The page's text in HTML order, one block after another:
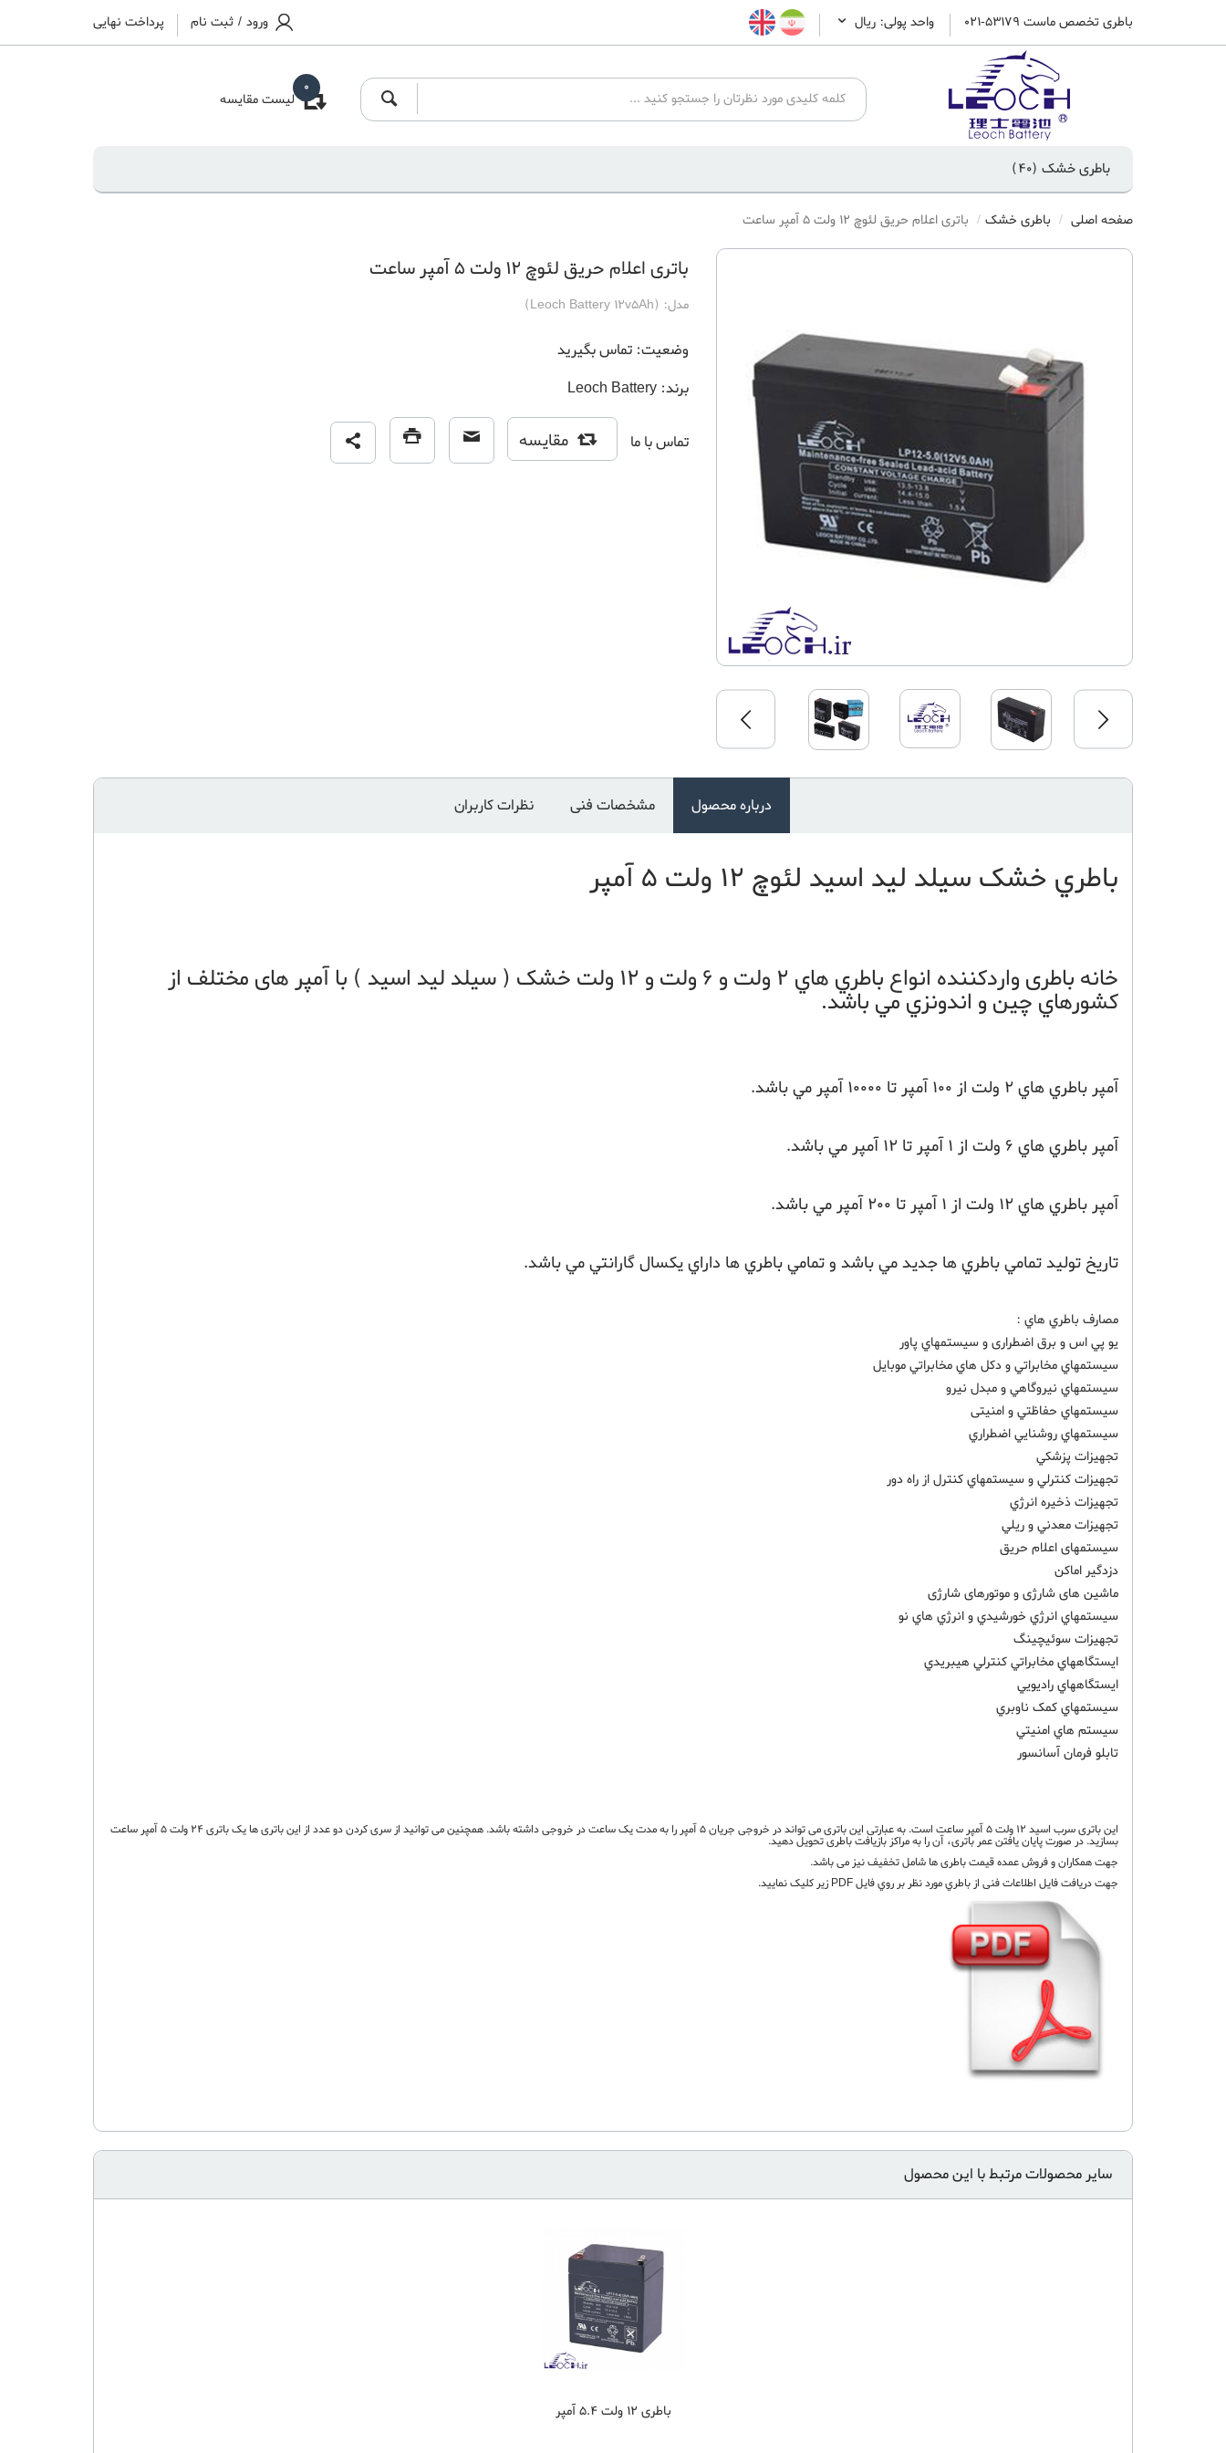
باطری تخصص ماست 53179-021 واحد پولی: ريال پرداخت نهایی ثبت نام / ورود
لیست مقایسه
0
باطری خشک (40)
صفحه اصلی باطری خشک باتری اعلام حریق لئوچ 12 ولت 5 آمپر ساعت
باتری اعلام حریق لئوچ 12 ولت 5 آمپر ساعت
مدل: (Leoch Battery 12v5Ah)
وضعیت:تماس بگیرید
برند:Leoch Battery
تماس با ما مقایسه
درباره محصول مشخصات فنی نظرات کاربران
باطري خشک سيلد ليد اسيد لئوچ 12 ولت 5 آمپر
خانه باطری واردکننده انواع باطري هاي 2 ولت و 6 ولت و 12 ولت خشک ( سيلد ليد اسيد ) با آمپر های مختلف از
کشورهاي چين و اندونزي مي باشد.
آمپر باطري هاي 2 ولت از 100 آمپر تا 10000 آمپر مي باشد.
آمپر باطري هاي 6 ولت از 1 آمپر تا 12 آمپر مي باشد.
آمپر باطري هاي 12 ولت از 1 آمپر تا 200 آمپر مي باشد.
تاريخ توليد تمامي باطري ها جديد مي باشد و تمامي باطري ها داراي يکسال گارانتي مي باشد.
مصارف باطري هاي :
يو پي اس و برق اضطراری و سيستمهاي پاور
سيستمهاي مخابراتي و دکل هاي مخابراتي موبايل
سيستمهاي نيروگاهي و مبدل نيرو
سيستمهاي حفاظتي و امنیتی
سيستمهاي روشنايي اضطراري
تجهيزات پزشکي
تجهيزات کنترلي و سيستمهاي کنترل از راه دور
تجهيزات ذخيره انرژي
تجهيزات معدني و ريلي
سیستمهای اعلام حریق
دزدگیر اماکن
ماشین های شارژی و موتورهای شارژی
سيستمهاي انرژي خورشيدي و انرژي هاي نو
تجهيزات سوئيچينگ
ايستگاههاي مخابراتي کنترلي هيبريدي
ايستگاههاي راديويي
سيستمهاي کمک ناوبري
سيستم هاي امنيتي
تابلو فرمان آسانسور
این باتری سرب اسید 12 ولت 5 آمپر ساعت است. به عبارتی این باتری می تواند در خروجی جریان 5 آمپر را به مدت یک ساعت در خروجی داشته باشد. همچنین می توانید از سری کردن دو عدد از این باتری ها یک باتری 24 ولت 5 آمپر ساعت
بسازید. در صورت پایان یافتن عمر باتری، آن را به مراکز بازیافت باطری تحویل دهید.
جهت همکاران و فروش عمده قیمت باطری ها شامل تخفیف نیز می باشد.
جهت دريافت فايل اطلاعات فنی از باطري مورد نظر بر روي فايل PDF زير کليک نماييد.
سایر محصولات مرتبط با این محصول
باطری 12 ولت 5.4 آمپر